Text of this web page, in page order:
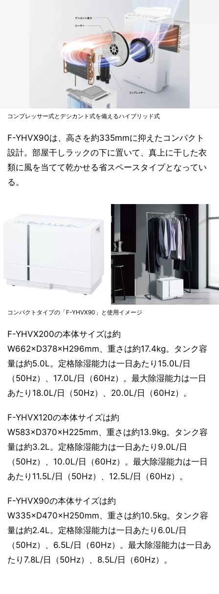
コンプレッサー式とデシカント式を備えるハイブリッド式
F-YHVX90は、高さを約335mmに抑えたコンパクト
設計。部屋干しラックの下に置いて、真上に干した衣
類に風を当てて乾かせる省スペースタイプとなってい
る。
コンパクトタイプの「F-YHVX90」と使用イメージ
F-YHVX200の本体サイズは約
W662×D378×H296mm、重さは約17.4kg。タンク容
量は約5.0L。定格除湿能力は一日あたり15.0L/日
（50Hz）、17.0L/日（60Hz）。最大除湿能力は一日
あたり18.0L/日（50Hz）、20.0L/日（60Hz）。
F-YHVX120の本体サイズは約
W583×D370×H225mm、重さは約13.9kg。タンク容
量は約3.2L。定格除湿能力は一日あたり9.0L/日
（50Hz）、10.0L/日（60Hz）。最大除湿能力は一日
あたり11.5L/日（50Hz）、12.5L/日（60Hz）。
F-YHVX90の本体サイズは約
W335×D470×H250mm、重さは約10.5kg。タンク容
量は約2.4L。定格除湿能力は一日あたり6.0L/日
（50Hz）、6.5L/日（60Hz）。最大除湿能力は一日あ
たり7.8L/日（50Hz）、8.5L/日（60Hz）。